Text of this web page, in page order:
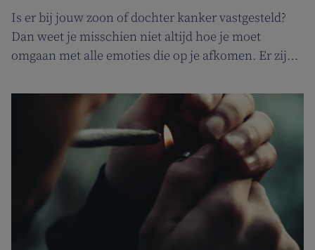
Is er bij jouw zoon of dochter kanker vastgesteld?
Dan weet je misschien niet altijd hoe je moet
omgaan met alle emoties die op je afkomen. Er zijn
bieden in deze moeilijk tijd. Hieronder vind je een
overzicht van patiëntenverenigingen, praatgroepen
en initiatieven die hulp bieden aan jonge
kankerpatiënten en hun naasten.